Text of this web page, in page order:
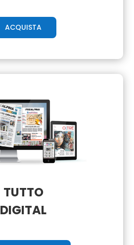
ACQUISTA
TUTTO
DIGITAL